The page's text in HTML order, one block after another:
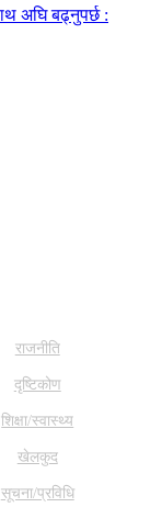
राजनीति
दृष्टिकोण
शिक्षा/स्वास्थ्य
खेलकुद
सूचना/प्रविधि